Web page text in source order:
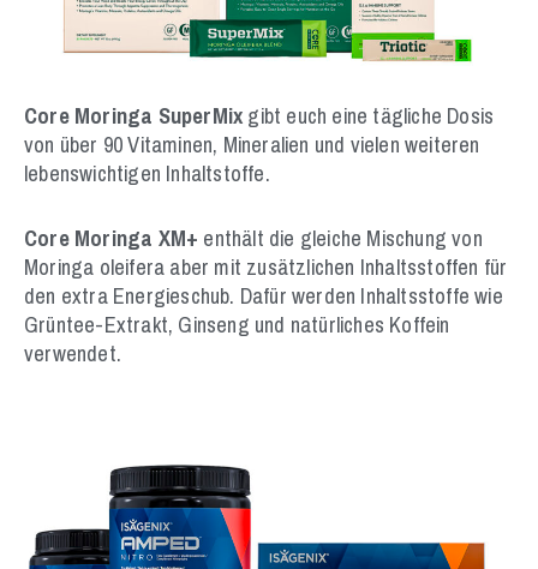
Core Moringa SuperMixgibt euch eine tägliche Dosis
von über 90 Vitaminen, Mineralien und vielen weiteren
lebenswichtigen Inhaltstoffe.
Core Moringa XM+enthält die gleiche Mischung von
Moringa oleifera aber mit zusätzlichen Inhaltsstoffen für
den extra Energieschub. Dafür werden Inhaltsstoffe wie
Grüntee-Extrakt, Ginseng und natürliches Koffein
verwendet.